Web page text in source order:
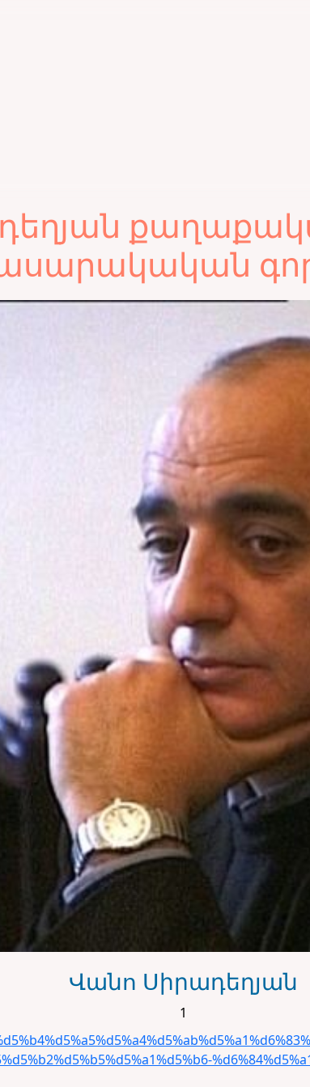
Վանո Սիրադեղյան
1